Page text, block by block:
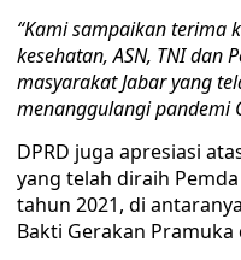
“Kami sampaikan terima
kesehatan, ASN, TNI dan
masyarakat Jabar yang
menanggulangi pandemi
DPRD juga apresiasi
yang telah diraih
tahun 2021, di
Bakti Gerakan